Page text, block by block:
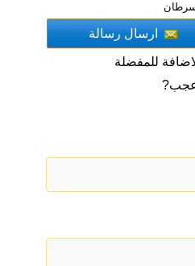
ارسال رسالة
للمفضلة